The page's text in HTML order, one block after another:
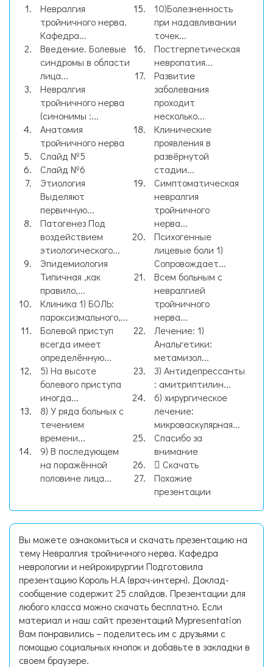
Невралгия
тройничного нерва.
Кафедра...
Введение. Болевые
синдромы в области
лица...
Невралгия
тройничного нерва
(синонимы :...
Анатомия
тройничного нерва
Слайд №5
Слайд №6
Этиология
Выделяют
первичную...
Патогенез Под
воздействием
этиологического...
Эпидемиология
Типичная ,как
правило,...
Клиника 1) БОЛЬ:
пароксизмального,...
Болевой приступ
всегда имеет
определённую...
5) На высоте
болевого приступа
иногда...
8) У ряда больных с
течением
времени...
9) В последующем
на поражённой
половине лица...
10)Болезненность
при надавливании
точек...
Постгерпетическая
невропатия...
Развитие
заболевания
проходит
несколько...
Клинические
проявления в
развёрнутой
стадии...
Симптоматическая
невралгия
тройничного
нерва...
Психогенные
лицевые боли 1)
Сопровождает...
Всем больным с
невралгией
тройничного
нерва...
Лечение: 1)
Анальгетики:
метамизол...
3) Антидепрессанты
: амитриптилин...
6) хирургическое
лечение:
микроваскулярная...
Спасибо за
внимание
Скачать
Похожие
презентации
Вы можете ознакомиться и скачать презентацию на
тему Невралгия тройничного нерва. Кафедра
неврологии и нейрохирургии Подготовила
презентацию Король Н.А (врач-интерн). Доклад-
сообщение содержит 25 слайдов. Презентации для
любого класса можно скачать бесплатно. Если
материал и наш сайт презентаций Mypresentation
Вам понравились – поделитесь им с друзьями с
помощью социальных кнопок и добавьте в закладки в
своем браузере.